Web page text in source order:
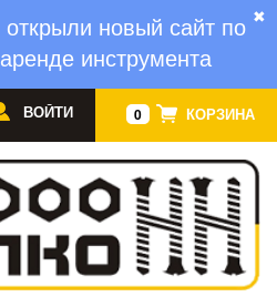
✖
новый сайт по
аренде инструмента
0 КОРЗИНА
ВОЙТИ